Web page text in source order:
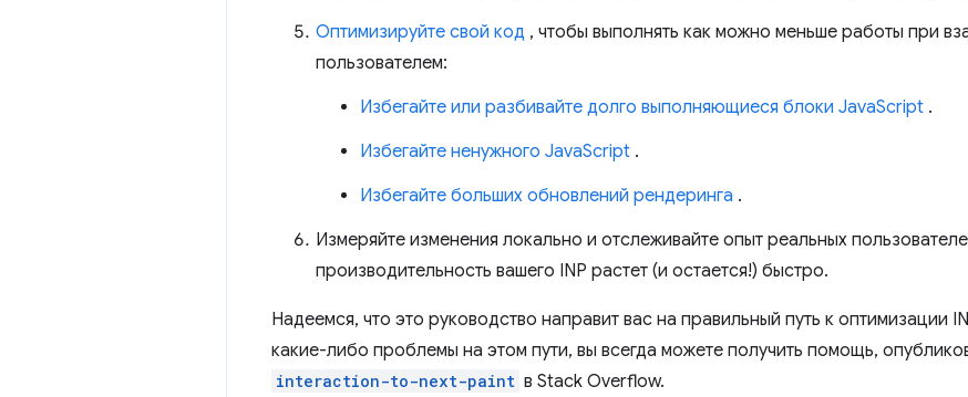
Оптимизируйте свой код , чтобы выполнять как можно меньше работы при
пользователем:
Избегайте или разбивайте долго выполняющиеся блоки JavaScript .
Избегайте ненужного JavaScript .
Избегайте больших обновлений рендеринга .
Измеряйте изменения локально и отслеживайте опыт реальных
производительность вашего INP растет (и остается!) быстро.
Надеемся, что это руководство направит вас на правильный путь к оптимизации
какие-либо проблемы на этом пути, вы всегда можете получить помощь,
interaction-to-next-paint в Stack Overflow.